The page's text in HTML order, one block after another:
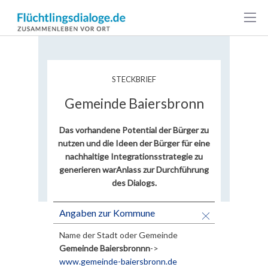
STECKBRIEF
Gemeinde Baiersbronn
Das vorhandene Potential der Bürger zu
nutzen und die Ideen der Bürger für eine
nachhaltige Integrationsstrategie zu
generierenwarAnlass zur Durchführung
des Dialogs.
Angaben zur Kommune
Name der Stadt oder Gemeinde
Gemeinde Baiersbronnn->
www.gemeinde-baiersbronn.de